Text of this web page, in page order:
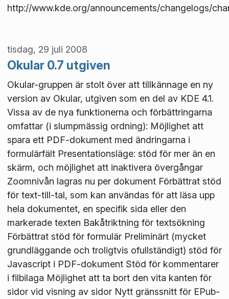
http://www.kde.org/announcements/changelogs/
tisdag, 29 juli 2008
Okular 0.7 utgiven
Okular-gruppen är stolt över att tillkännage en ny
version av Okular, utgiven som en del av KDE 4.1.
Vissa av de nya funktionerna och förbättringarna
omfattar (i slumpmässig ordning): Möjlighet att
spara ett PDF-dokument med ändringarna i
formulärfält Presentationsläge: stöd för mer än en
skärm, och möjlighet att inaktivera övergångar
Zoomnivån lagras nu per dokument Förbättrat stöd
för text-till-tal, som kan användas för att läsa upp
hela dokumentet, en specifik sida eller den
markerade texten Bakåtriktning för textsökning
Förbättrat stöd för formulär Preliminärt (mycket
grundläggande och troligtvis ofullständigt) stöd för
Javascript i PDF-dokument Stöd för kommentarer
i filbilaga Möjlighet att ta bort den vita kanten för
sidor vid visning av sidor Nytt gränssnitt för EPub-